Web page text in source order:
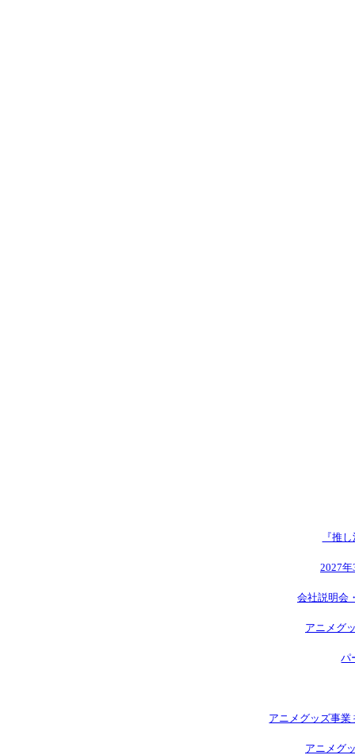
『推
2027
会社説明会
アニメグ
パ
アニメグッズ事
アニメグ